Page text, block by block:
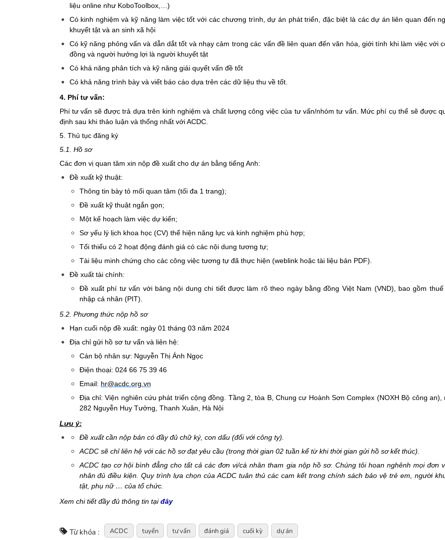
liệu online như KoboToolbox,…)
Có kinh nghiệm và kỹ năng làm việc tốt với các chương trình, dự án phát triển, đặc biệt là các dự án liên quan đến
khuyết tật và an sinh xã hội
Có kỹ năng phỏng vấn và dẫn dắt tốt và nhạy cảm trong các vấn đề liên quan đến văn hóa, giới tính khi làm việc với
đồng và người hưởng lợi là người khuyết tật
Có khả năng phân tích và kỹ năng giải quyết vấn đề tốt
Có khả năng trình bày và viết báo cáo dựa trên các dữ liệu thu về tốt.
4. Phí tư vấn:
Phí tư vấn sẽ được trả dựa trên kinh nghiệm và chất lượng công việc của tư vấn/nhóm tư vấn. Mức phí cụ thể sẽ được
định sau khi thảo luận và thống nhất với ACDC.
5. Thủ tục đăng ký
5.1. Hồ sơ
Các đơn vị quan tâm xin nộp đề xuất cho dự án bằng tiếng Anh:
Đề xuất kỹ thuật:
Thông tin bày tỏ mối quan tâm (tối đa 1 trang);
Đề xuất kỹ thuật ngắn gọn;
Một kế hoạch làm việc dự kiến;
Sơ yếu lý lịch khoa học (CV) thể hiện năng lực và kinh nghiệm phù hợp;
Tối thiểu có 2 hoạt động đánh giá có các nội dung tương tự;
Tài liệu minh chứng cho các công việc tương tự đã thực hiện (weblink hoặc tài liệu bản PDF).
Đề xuất tài chính:
Đề xuất phí tư vấn với bảng nội dung chi tiết được làm rõ theo ngày bằng đồng Việt Nam (VND), bao gồm thuế
nhập cá nhân (PIT).
5.2. Phương thức nộp hồ sơ
Hạn cuối nộp đề xuất: ngày 01 tháng 03 năm 2024
Địa chỉ gửi hồ sơ tư vấn và liên hệ:
Cán bộ nhân sự: Nguyễn Thị Ánh Ngọc
Điện thoại: 024 66 75 39 46
Email: hr@acdc.org.vn
Địa chỉ: Viện nghiên cứu phát triển cộng đồng. Tầng 2, tòa B, Chung cư Hoành Sơn Complex (NOXH Bộ công an),
282 Nguyễn Huy Tưởng, Thanh Xuân, Hà Nội
Lưu ý:
Đề xuất cần nộp bản có đầy đủ chữ ký, con dấu (đối với công ty).
ACDC sẽ chỉ liên hệ với các hồ sơ đạt yêu cầu (trong thời gian 02 tuần kể từ khi thời gian gửi hồ sơ kết thúc).
ACDC tạo cơ hội bình đẳng cho tất cả các đơn vị/cá nhân tham gia nộp hồ sơ. Chúng tôi hoan nghênh mọi đơn
nhân đủ điều kiện. Quy trình lựa chọn của ACDC tuân thủ các cam kết trong chính sách bảo vệ trẻ em, người
tật, phụ nữ … của tổ chức.
Xem chi tiết đầy đủ thông tin tạiđây
Từ khóa : ACDC tuyển tư vấn đánh giá cuối kỳ dự án